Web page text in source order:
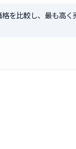
を比較し、最も高